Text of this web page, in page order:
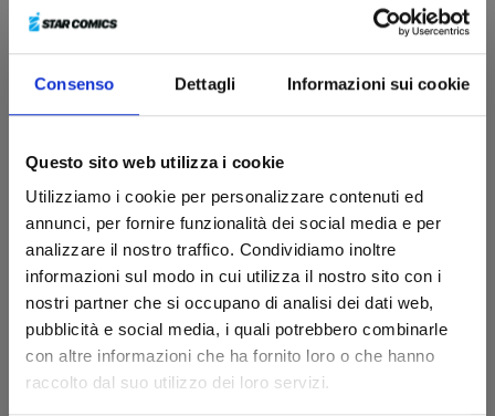
Consenso Dettagli Informazioni sui cookie
Questo sito web utilizza i cookie
Utilizziamo i cookie per personalizzare contenuti ed
annunci, per fornire funzionalità dei social media e per
analizzare il nostro traffico. Condividiamo inoltre
informazioni sul modo in cui utilizza il nostro sito con i
nostri partner che si occupano di analisi dei dati web,
pubblicità e social media, i quali potrebbero combinarle
con altre informazioni che ha fornito loro o che hanno
raccolto dal suo utilizzo dei loro servizi.
I CAVALIERI DELLO ZODIACO - SAINT SEIYA: TIME
ODYSSEY n. 3